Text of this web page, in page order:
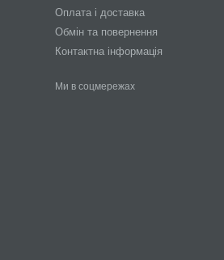
Оплата і доставка
Обмін та повернення
Контактна інформація
Ми в соцмережах